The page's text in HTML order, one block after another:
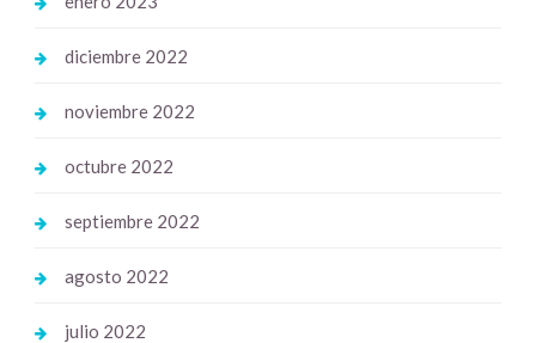
diciembre 2022
noviembre 2022
octubre 2022
septiembre 2022
agosto 2022
julio 2022